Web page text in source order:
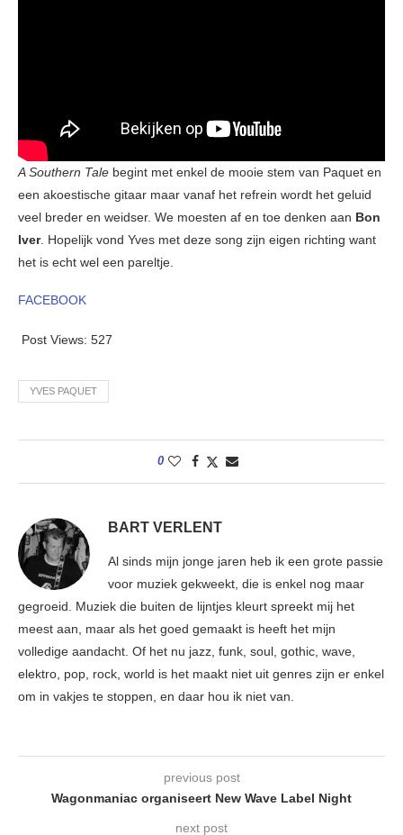
A Southern Tale begint met enkel de mooie stem van Paquet en
een akoestische gitaar maar vanaf het refrein wordt het geluid
veel breder en weidser. We moesten af en toe denken aan Bon
Iver. Hopelijk vond Yves met deze song zijn eigen richting want
het is echt wel een pareltje.
FACEBOOK
Post Views: 527
YVES PAQUET
0
BART VERLENT
Al sinds mijn jonge jaren heb ik een grote passie
voor muziek gekweekt, die is enkel nog maar
gegroeid. Muziek die buiten de lijntjes kleurt spreekt mij het
meest aan, maar als het goed gemaakt is heeft het mijn
volledige aandacht. Of het nu jazz, funk, soul, gothic, wave,
elektro, pop, rock, world is het maakt niet uit genres zijn er enkel
om in vakjes te stoppen, en daar hou ik niet van.
previous post
Wagonmaniac organiseert New Wave Label Night
next post